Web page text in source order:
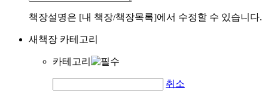
책장설명은 [내 책장/책장목록]에서 수정할 수 있습니다.
새책장 카테고리
카테고리
취소